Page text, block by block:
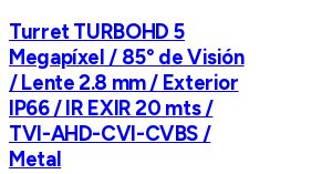
Turret TURBOHD 5
Megapíxel / 85° de Visión
/ Lente 2.8 mm / Exterior
IP66 / IR EXIR 20 mts /
TVI-AHD-CVI-CVBS /
Metal